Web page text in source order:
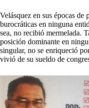
Velásquez en sus épocas
burocráticas en ninguna
sea, no recibió mermelada.
posición dominante en
singular, no se enriqueció
vivió de su sueldo de